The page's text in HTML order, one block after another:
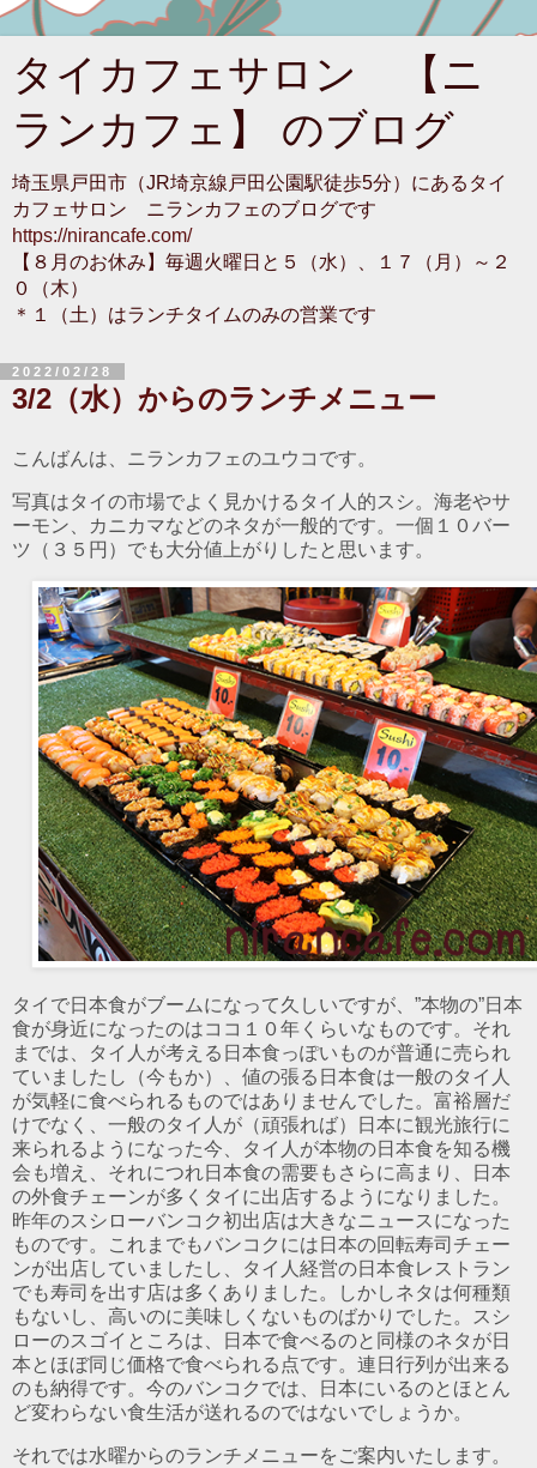
タイカフェサロン 【ニ
ランカフェ】 のブログ
埼玉県戸田市（JR埼京線戸田公園駅徒歩5分）にあるタイ
カフェサロン ニランカフェのブログです
https://nirancafe.com/
【８月のお休み】毎週火曜日と５（水）、１７（月）～２
０（木）
＊１（土）はランチタイムのみの営業です
2022/02/28
3/2（水）からのランチメニュー
こんばんは、ニランカフェのユウコです。
写真はタイの市場でよく見かけるタイ人的スシ。海老やサ
ーモン、カニカマなどのネタが一般的です。一個１０バー
ツ（３５円）でも大分値上がりしたと思います。
タイで日本食がブームになって久しいですが、”本物の”日本
食が身近になったのはココ１０年くらいなものです。それ
までは、タイ人が考える日本食っぽいものが普通に売られ
ていましたし（今もか）、値の張る日本食は一般のタイ人
が気軽に食べられるものではありませんでした。富裕層だ
けでなく、一般のタイ人が（頑張れば）日本に観光旅行に
来られるようになった今、タイ人が本物の日本食を知る機
会も増え、それにつれ日本食の需要もさらに高まり、日本
の外食チェーンが多くタイに出店するようになりました。
昨年のスシローバンコク初出店は大きなニュースになった
ものです。これまでもバンコクには日本の回転寿司チェー
ンが出店していましたし、タイ人経営の日本食レストラン
でも寿司を出す店は多くありました。しかしネタは何種類
もないし、高いのに美味しくないものばかりでした。スシ
ローのスゴイところは、日本で食べるのと同様のネタが日
本とほぼ同じ価格で食べられる点です。連日行列が出来る
のも納得です。今のバンコクでは、日本にいるのとほとん
ど変わらない食生活が送れるのではないでしょうか。
それでは水曜からのランチメニューをご案内いたします。